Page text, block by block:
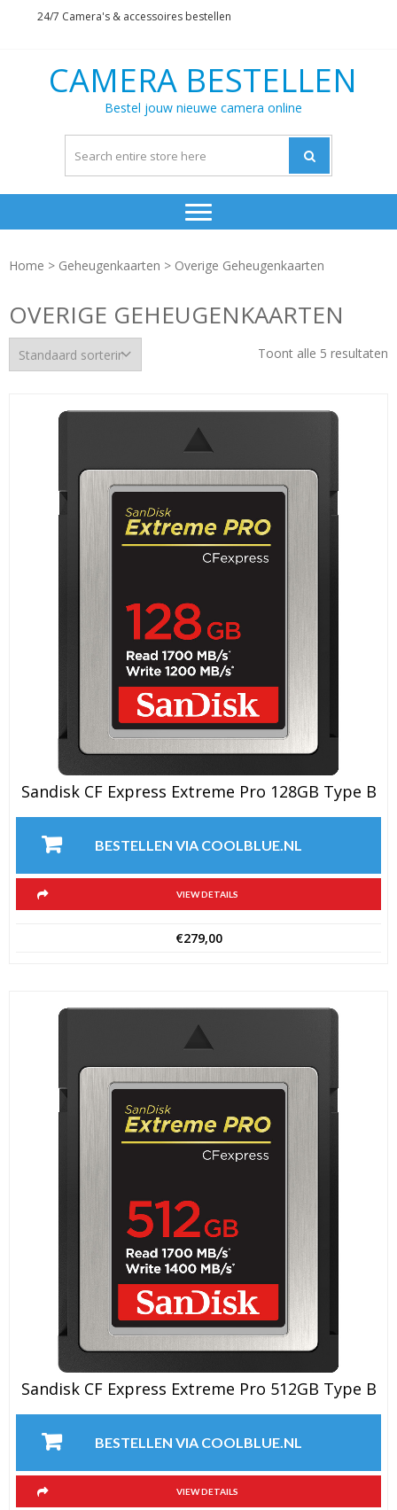
24/7 Camera's & accessoires bestellen
CAMERA BESTELLEN
Bestel jouw nieuwe camera online
Home > Geheugenkaarten > Overige Geheugenkaarten
OVERIGE GEHEUGENKAARTEN
Toont alle 5 resultaten
Sandisk CF Express Extreme Pro 128GB Type B
BESTELLEN VIA COOLBLUE.NL
VIEW DETAILS
€279,00
Sandisk CF Express Extreme Pro 512GB Type B
BESTELLEN VIA COOLBLUE.NL
VIEW DETAILS